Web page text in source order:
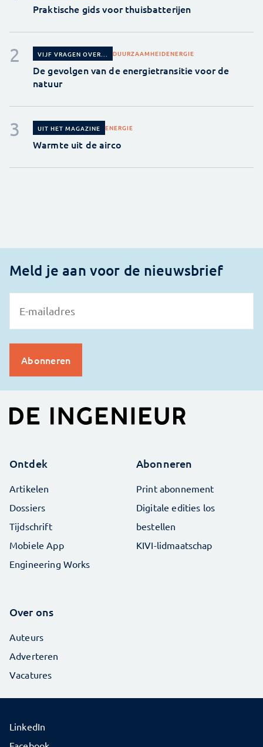
Praktische gids voor thuisbatterijen
VIJF VRAGEN OVER... DUURZAAMHEIDENERGIE
De gevolgen van de energietransitie voor de
natuur
UIT HET MAGAZINE ENERGIE
Warmte uit de airco
Meld je aan voor de nieuwsbrief
Ontdek
Artikelen
Dossiers
Tijdschrift
Mobiele App
Engineering Works
Abonneren
Print abonnement
Digitale edities los
bestellen
KIVI-lidmaatschap
Over ons
Auteurs
Adverteren
Vacatures
LinkedIn